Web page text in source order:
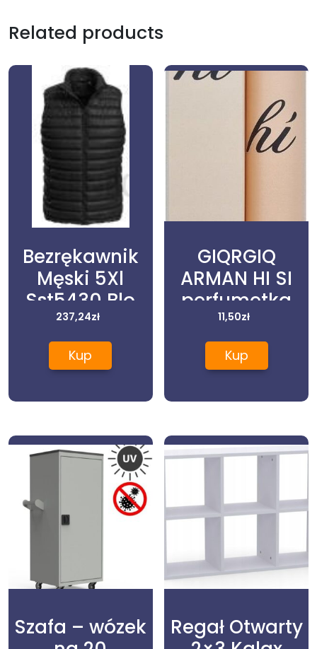
Related products
Bezrękawnik
Męski 5Xl
Sst5430 Blo
237,24zł
Kup
GIQRGIQ
ARMAN HI SI
perfumetka
35ml
11,50zł
Kup
Szafa – wózek
Regał Otwarty